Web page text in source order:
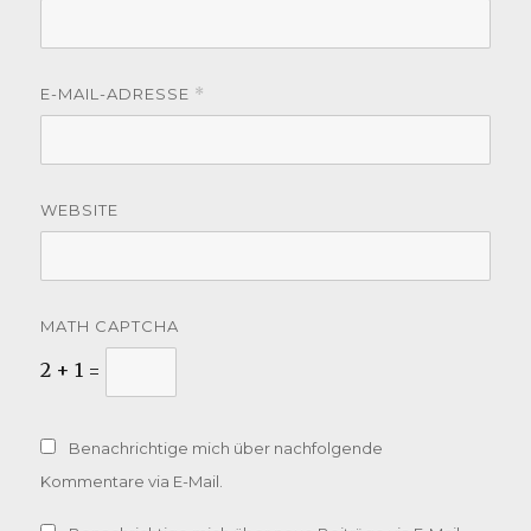
E-MAIL-ADRESSE *
WEBSITE
MATH CAPTCHA
2 + 1 =
Benachrichtige mich über nachfolgende
Kommentare via E-Mail.